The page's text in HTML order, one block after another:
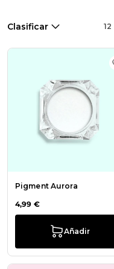
Clasificar 12
Pigment Aurora
4,99 €
Añadir